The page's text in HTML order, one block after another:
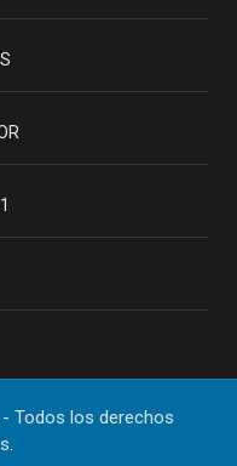
- Todos los derechos